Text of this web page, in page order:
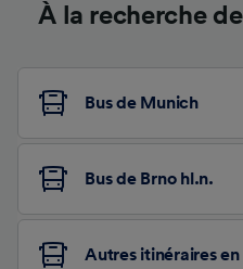
À la recherche
Bus de Munich
Bus de Brno hl.n.
Autres itinéraires en